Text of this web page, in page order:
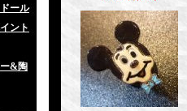
ール
ント
&陶